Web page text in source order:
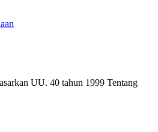
UU. 40 tahun 1999 Tentang